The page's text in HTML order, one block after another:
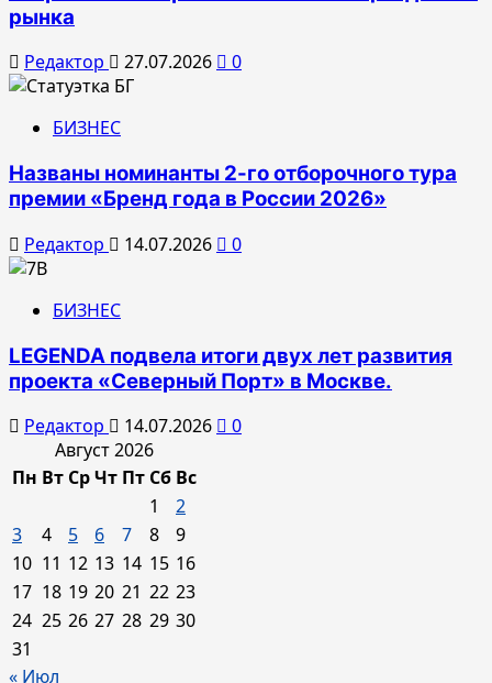
рынка
Редактор 27.07.2026 0
БИЗНЕС
Названы номинанты 2-го отборочного тура
премии «Бренд года в России 2026»
Редактор 14.07.2026 0
БИЗНЕС
LEGENDA подвела итоги двух лет развития
проекта «Северный Порт» в Москве.
Редактор 14.07.2026
0
Август 2026
Пн Вт СрЧт Пт Сб Вс
1
2
3
4 5 6 7 8
9
10 11 12 13 14 15 16
17 18 19 20 21 22 23
24 25 26 27 28 29 30
31
« Июл